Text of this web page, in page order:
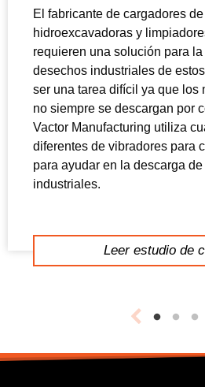
El fabricante de cargadores
hidroexcavadoras y
requieren una solución para
desechos industriales de
ser una tarea difícil ya que los
no siempre se descargan por
Vactor Manufacturing utiliza
diferentes de vibradores para
para ayudar en la descarga
industriales.
Leer estudio de